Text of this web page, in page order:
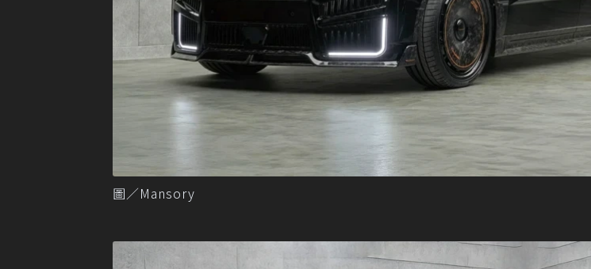
圖／Mansory